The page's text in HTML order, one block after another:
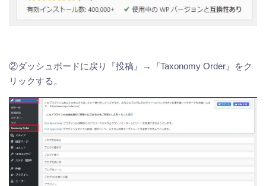
②ダッシュボードに戻り『投稿』→『Taxonomy Order』をク
リックする。